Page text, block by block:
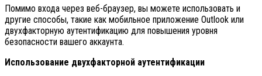
Помимо входа через веб-браузер, вы можете использовать и
другие способы, такие как мобильное приложение Outlook или
двухфакторную аутентификацию для повышения уровня
безопасности вашего аккаунта.
Использование двухфакторной аутентификации